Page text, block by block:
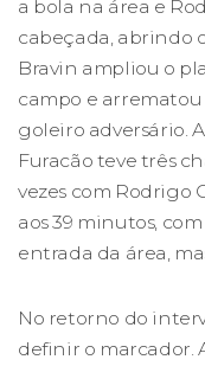
a bola na área e
cabeçada, abrindo
Bravin ampliou o
campo e
goleiro adversário.
Furacão teve três
vezes com Rodrigo
aos 39 minutos,
entrada da área,
No retorno do
definir o marcador.